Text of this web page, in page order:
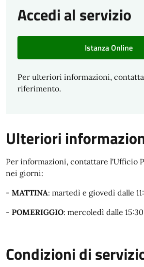
Accedi al servizio
Istanza Online
Per ulteriori informazioni,
riferimento.
Ulteriori
Per informazioni, contattare l'Ufficio
nei giorni:
- MATTINA: martedì e giovedì dalle
- POMERIGGIO: mercoledì dalle 15:30
Condizioni di